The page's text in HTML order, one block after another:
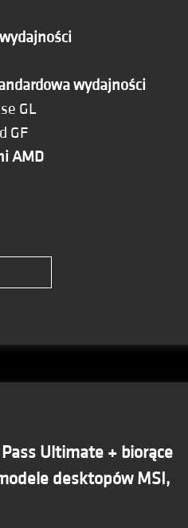
wydajności
GL
GF
AMD
Ultimate + biorące
desktopów MSI,